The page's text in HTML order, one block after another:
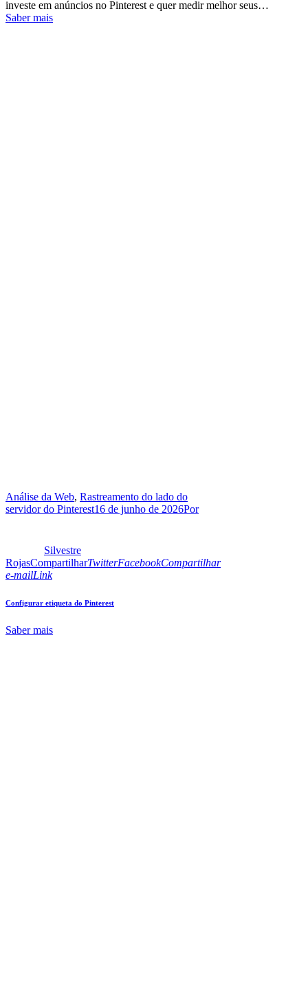
investe em anúncios no Pinterest e quer medir melhor seus…
Saber mais
Análise da Web, Rastreamento do lado do
servidor do Pinterest16 de junho de 2026Por
Silvestre
RojasCompartilharTwitterFacebookCompartilhar
e-mailLink
Configurar etiqueta do Pinterest
Saber mais